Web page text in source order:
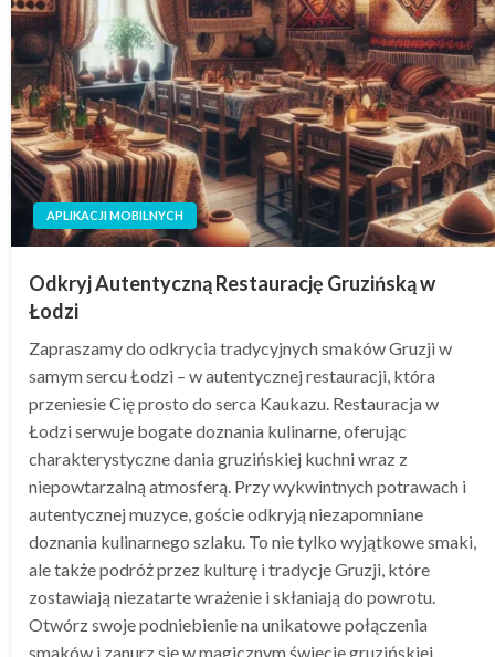
APLIKACJI MOBILNYCH
Odkryj Autentyczną Restaurację Gruzińską w
Łodzi
Zapraszamy do odkrycia tradycyjnych smaków Gruzji w
samym sercu Łodzi – w autentycznej restauracji, która
przeniesie Cię prosto do serca Kaukazu. Restauracja w
Łodzi serwuje bogate doznania kulinarne, oferując
charakterystyczne dania gruzińskiej kuchni wraz z
niepowtarzalną atmosferą. Przy wykwintnych potrawach i
autentycznej muzyce, goście odkryją niezapomniane
doznania kulinarnego szlaku. To nie tylko wyjątkowe smaki,
ale także podróż przez kulturę i tradycje Gruzji, które
zostawiają niezatarte wrażenie i skłaniają do powrotu.
Otwórz swoje podniebienie na unikatowe połączenia
smaków i zanurz się w magicznym świecie gruzińskiej